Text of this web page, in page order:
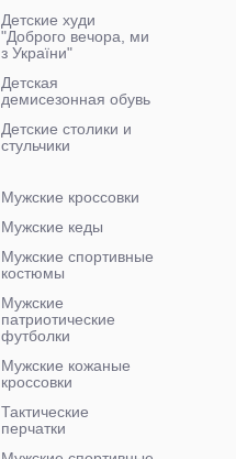
Детские худи
"Доброго вечора, ми
з України"
Детская
демисезонная обувь
Детские столики и
стульчики
Мужские кроссовки
Мужские кеды
Мужские спортивные
костюмы
Мужские
патриотические
футболки
Мужские кожаные
кроссовки
Тактические
перчатки